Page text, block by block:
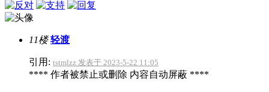
11楼 轻渡
引用: tstmlzz 发表于 2023-5-22 11:05
**** 作者被禁止或删除 内容自动屏蔽 ****